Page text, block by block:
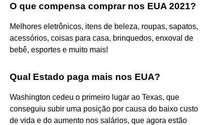
O que compensa comprar nos EUA 2021?
Melhores eletrônicos, itens de beleza, roupas, sapatos,
acessórios, coisas para casa, brinquedos, enxoval de
bebê, esportes e muito mais!
Qual Estado paga mais nos EUA?
Washington cedeu o primeiro lugar ao Texas, que
conseguiu subir uma posição por causa do baixo custo
de vida e do aumento nos salários, que agora estão